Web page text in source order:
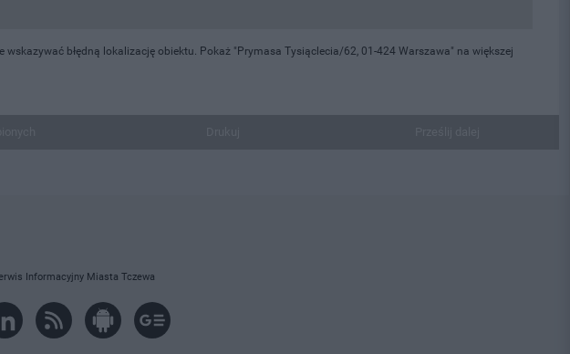
błędną lokalizację obiektu. Pokaż "Prymasa Tysiąclecia/62, 01-424 Warszawa" na większej
Informacyjny Miasta Tczewa